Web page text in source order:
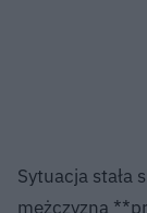
Sytuacja stała
mężczyzna